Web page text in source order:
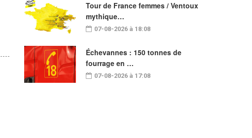
Tour de France femmes / Ventoux
mythique…
07-08-2026 à 18:08
Échevannes : 150 tonnes de
fourrage en …
07-08-2026 à 17:08